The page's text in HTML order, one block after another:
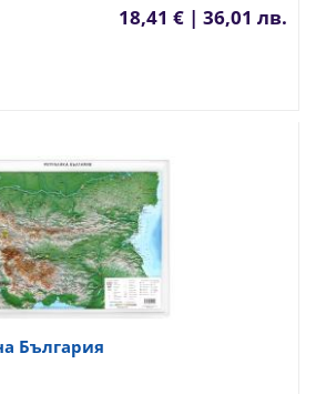
18,41 € | 36,01 лв.
България